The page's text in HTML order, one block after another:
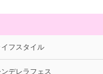
イフスタイル
ンデレラフェス